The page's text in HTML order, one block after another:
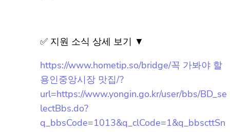
✅ 지원 소식 상세 보기 ▼
https://www.hometip.so/bridge/꼭 가봐야
할 용인중앙시장 맛집/?
url=https://www.yongin.go.kr/user/bbs/BD_